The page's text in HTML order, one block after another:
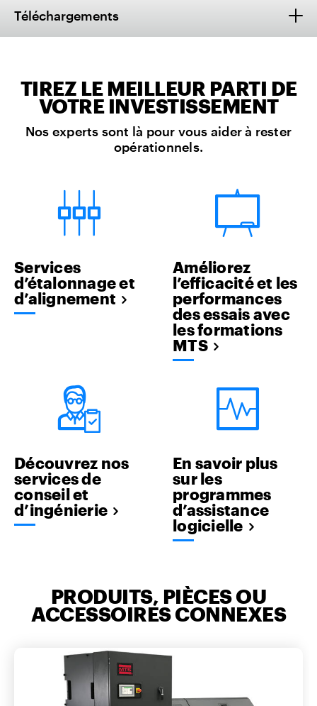
Téléchargements
TIREZ LE MEILLEUR PARTI DE
VOTRE INVESTISSEMENT
Nos experts sont là pour vous aider à rester
opérationnels.
Services
d’étalonnage et
d’alignement
Améliorez
l’efficacité et les
performances
des essais avec
les formations
MTS
Découvrez nos
services de
conseil et
d’ingénierie
En savoir plus
sur les
programmes
d’assistance
logicielle
PRODUITS, PIÈCES OU
ACCESSOIRES CONNEXES